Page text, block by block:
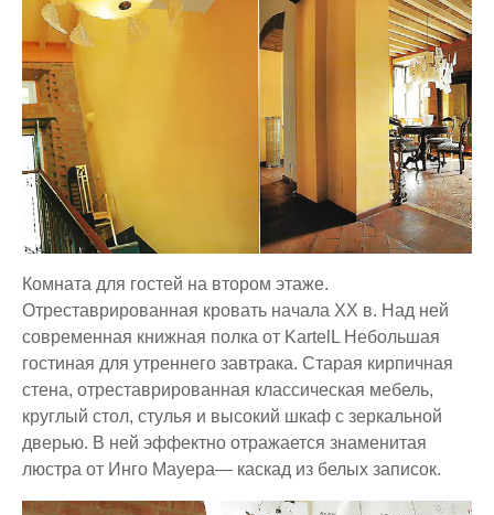
Комната для гостей на втором этаже.
Отреставрированная кровать начала ХХ в. Над ней
современная книжная полка от KartelL Небольшая
гостиная для утреннего завтрака. Старая кирпичная
стена, отреставрированная классическая мебель,
круглый стол, стулья и высокий шкаф с зеркальной
дверью. В ней эффектно отражается знаменитая
люстра от Инго Мауера— каскад из белых записок.